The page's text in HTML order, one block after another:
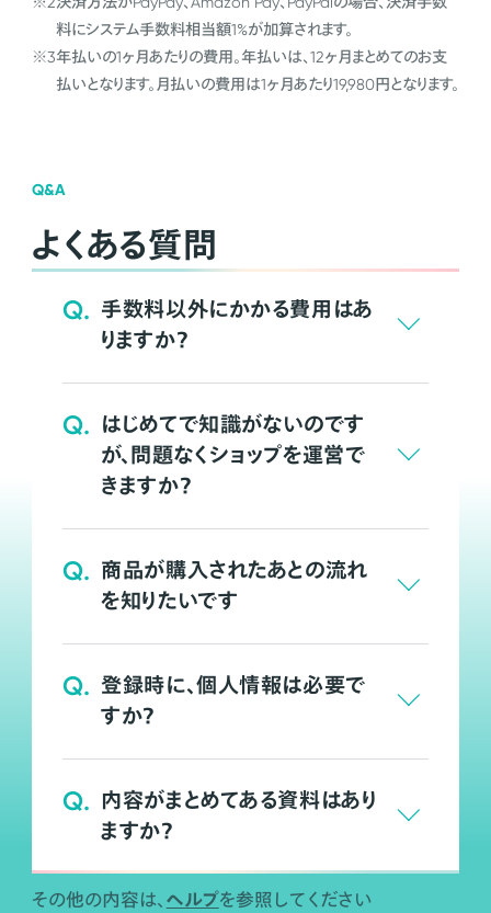
料にシステム手数料相当額1%が加算されます。
※3年払いの1ヶ月あたりの費用。年払いは、12ヶ月まとめてのお支
払いとなります。月払いの費用は1ヶ月あたり19,980円となります。
Q&A
よくある質問
Q. 手数料以外にかかる費用はあ
りますか？
Q. はじめてで知識がないのです
が、問題なくショップを運営で
きますか？
Q. 商品が購入されたあとの流れ
を知りたいです
Q. 登録時に、個人情報は必要で
すか？
Q. 内容がまとめてある資料はあり
ますか？
その他の内容は、 ヘルプを参照してください